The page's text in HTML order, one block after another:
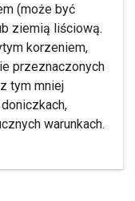
(może być
ziemią liściową.
korzeniem,
przeznaczonych
tym mniej
warunkach.